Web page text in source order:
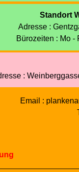
Standort
Adresse :
Bürozeiten : Mo -
: Weinberg
Email :